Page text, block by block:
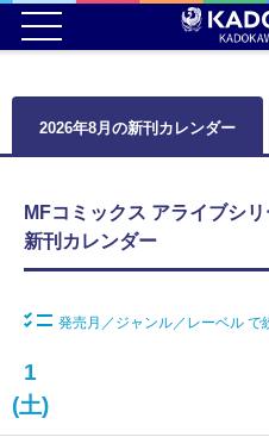
2026年8月の新刊カレンダー
MFコミックス アライブシ
新刊カレンダー
発売月／ジャンル／レーベル で
1
(土)